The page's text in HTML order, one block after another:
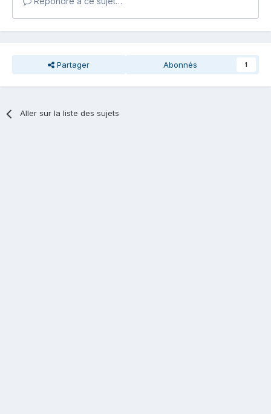
Partager Abonnés 1
Aller sur la liste des sujets